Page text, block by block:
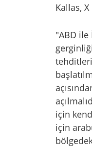
Kallas,
"ABD ile
için
için